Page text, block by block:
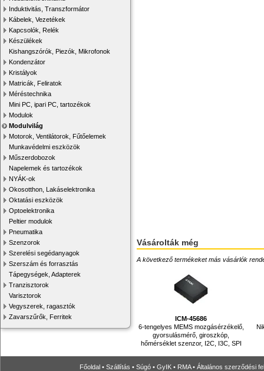
Induktivitás, Transzformátor
Kábelek, Vezetékek
Kapcsolók, Relék
Készülékek
Kishangszórók, Piezók, Mikrofonok
Kondenzátor
Kristályok
Matricák, Feliratok
Méréstechnika
Mini PC, ipari PC, tartozékok
Modulok
Modulvilág
Motorok, Ventilátorok, Fűtőelemek
Munkavédelmi eszközök
Műszerdobozok
Napelemek és tartozékok
NYÁK-ok
Okosotthon, Lakáselektronika
Oktatási eszközök
Optoelektronika
Peltier modulok
Pneumatika
Szenzorok
Szerelési segédanyagok
Szerszám és forrasztás
Tápegységek, Adapterek
Tranzisztorok
Varisztorok
Vegyszerek, ragasztók
Zavarszűrők, Ferritek
Vásárolták még
A következő termékeket más vásárlók
ICM-45686
6-tengelyes MEMS mozgásérzékelő,
gyorsulásmérő, giroszkóp,
hőmérséklet szenzor, I2C, I3C, SPI
Főoldal • Szállítás • Súgó • GyIK • RMA• Általános szerződési